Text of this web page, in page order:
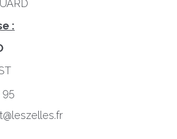
:
95